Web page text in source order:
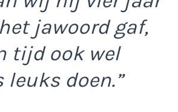
jawoord gaf,
tijd ook wel
leuks doen.”